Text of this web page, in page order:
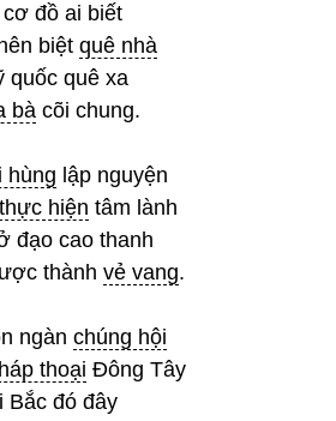
đồ ai biết
biệt quê nhà
quốc quê xa
bà cõi chung.
hùng lập nguyện
thực hiện tâm lành
đạo cao thanh
thành vẻ vang.
ngàn chúng hội
thoại Đông Tây
Bắc đó đây